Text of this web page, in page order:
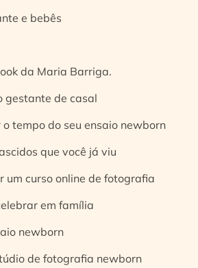
e bebês
da Maria Barriga.
gestante de casal
tempo do seu ensaio newborn
que você já viu
curso online de fotografia
em família
newborn
de fotografia newborn